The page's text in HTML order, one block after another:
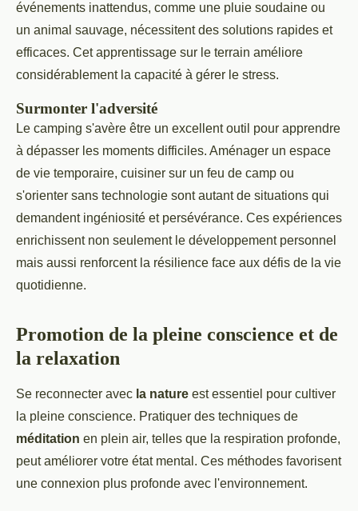
événements inattendus, comme une pluie soudaine ou
un animal sauvage, nécessitent des solutions rapides et
efficaces. Cet apprentissage sur le terrain améliore
considérablement la capacité à gérer le stress.
Surmonter l'adversité
Le camping s'avère être un excellent outil pour apprendre
à dépasser les moments difficiles. Aménager un espace
de vie temporaire, cuisiner sur un feu de camp ou
s'orienter sans technologie sont autant de situations qui
demandent ingéniosité et persévérance. Ces expériences
enrichissent non seulement le développement personnel
mais aussi renforcent la résilience face aux défis de la vie
quotidienne.
Promotion de la pleine conscience et de
la relaxation
Se reconnecter avec la nature est essentiel pour cultiver
la pleine conscience. Pratiquer des techniques de
méditation en plein air, telles que la respiration profonde,
peut améliorer votre état mental. Ces méthodes favorisent
une connexion plus profonde avec l'environnement.